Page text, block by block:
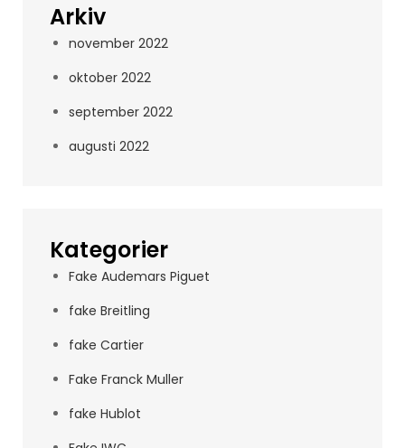
Arkiv
november 2022
oktober 2022
september 2022
augusti 2022
Kategorier
Fake Audemars Piguet
fake Breitling
fake Cartier
Fake Franck Muller
fake Hublot